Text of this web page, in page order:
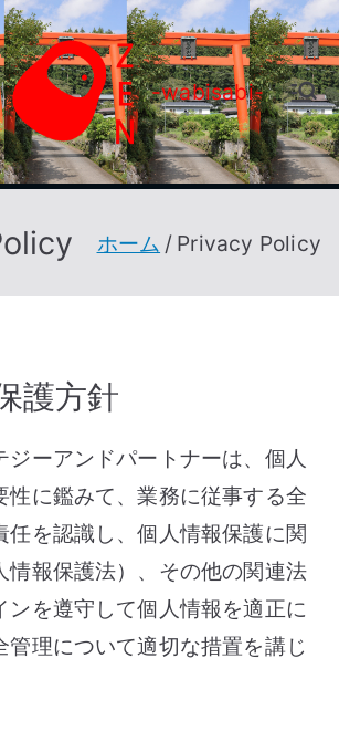
ZEN
-wabisabi-
ホーム Privacy Policy
護方針
ジーアンドパートナーは、個人
性に鑑みて、業務に従事する全
任を認識し、個人情報保護に関
情報保護法）、その他の関連法
ンを遵守して個人情報を適正に
管理について適切な措置を講じ